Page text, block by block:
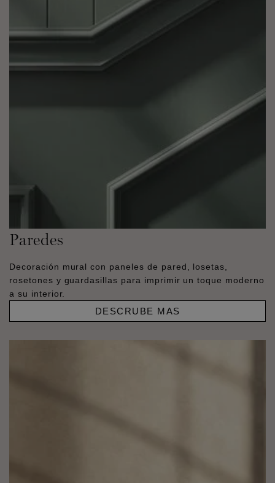
Paredes
Decoración mural con paneles de pared, losetas,
rosetones y guardasillas para imprimir un toque moderno
a su interior.
DESCRUBE MAS